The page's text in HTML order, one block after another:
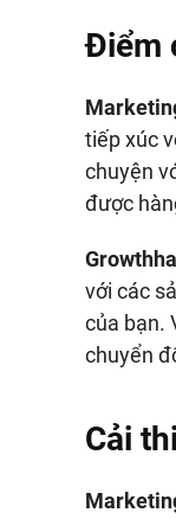
Điểm
tiếp xúc
chuyện
được
với các
của bạn.
chuyển
Cải